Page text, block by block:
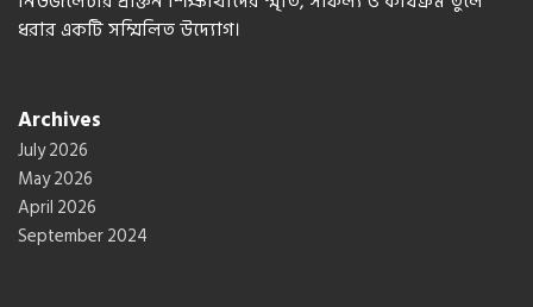
ধরার একটি সম্মিলিত উদ্যোগ।
Archives
July 2026
May 2026
April 2026
September 2024